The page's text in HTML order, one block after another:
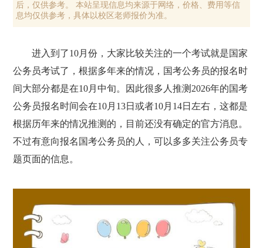
后，仅供参考。 本站呈现信息均来源于网络，价格、费用等信
息均仅供参考，具体以校区老师报价为准。
进入到了10月份，大家比较关注的一个考试就是国家
公务员考试了，根据多年来的情况，国考公务员的报名时
间大部分都是在10月中旬。因此很多人推测2026年的国考
公务员报名时间会在10月13日或者10月14日左右，这都是
根据历年来的情况推测的，目前还没有确定的官方消息。
不过有意向报名国考公务员的人，可以多多关注公务员专
题页面的信息。